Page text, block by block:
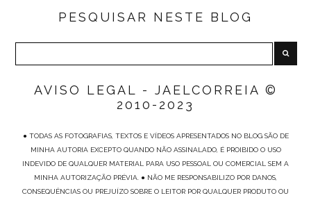
PESQUISAR NESTE BLOG
AVISO LEGAL - JAELCORREIA ©
2010-2023
● TODAS AS FOTOGRAFIAS, TEXTOS E VÍDEOS APRESENTADOS NO BLOG SÃO DE
MINHA AUTORIA EXCEPTO QUANDO NÃO ASSINALADO, É PROIBIDO O USO
INDEVIDO DE QUALQUER MATERIAL PARA USO PESSOAL OU COMERCIAL SEM A
MINHA AUTORIZAÇÃO PRÉVIA. ● NÃO ME RESPONSABILIZO POR DANOS,
CONSEQUÊNCIAS OU PREJUÍZO SOBRE O LEITOR POR QUALQUER PRODUTO OU